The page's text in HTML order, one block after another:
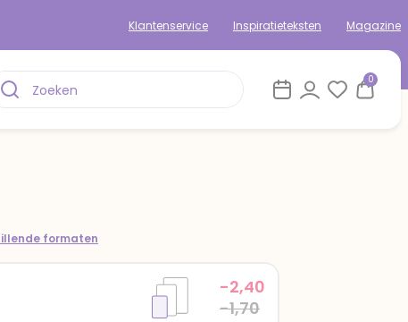
Klantenservice Inspiratieteksten Magazine
0
formaten
-2,40
-1,70